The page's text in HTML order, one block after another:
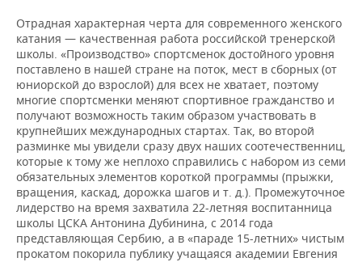
Отрадная характерная черта для современного женского
катания — качественная работа российской тренерской
школы. «Производство» спортсменок достойного уровня
поставлено в нашей стране на поток, мест в сборных (от
юниорской до взрослой) для всех не хватает, поэтому
многие спортсменки меняют спортивное гражданство и
получают возможность таким образом участвовать в
крупнейших международных стартах. Так, во второй
разминке мы увидели сразу двух наших соотечественниц,
которые к тому же неплохо справились с набором из семи
обязательных элементов короткой программы (прыжки,
вращения, каскад, дорожка шагов и т. д.). Промежуточное
лидерство на время захватила 22-летняя воспитанница
школы ЦСКА Антонина Дубинина, с 2014 года
представляющая Сербию, а в «параде 15-летних» чистым
прокатом покорила публику учащаяся академии Евгения